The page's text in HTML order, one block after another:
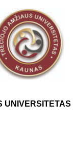
UNIVERSITETAS